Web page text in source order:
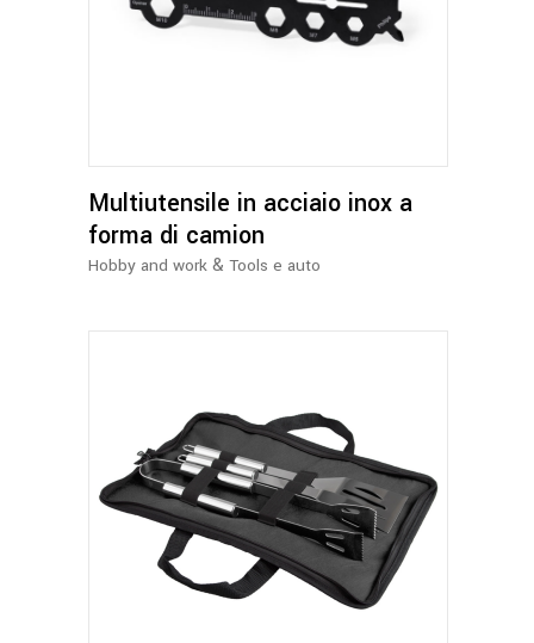
Multiutensile in acciaio inox a
forma di camion
Hobby and work & Tools e auto